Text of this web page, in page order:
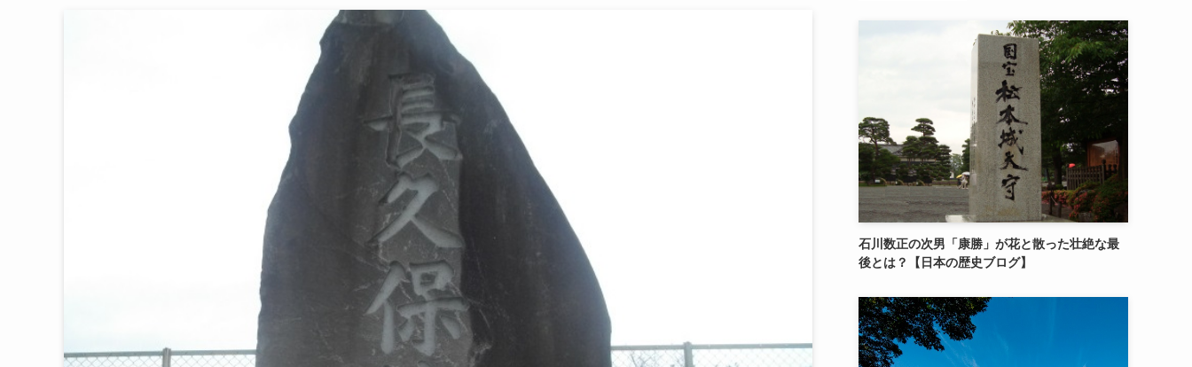
石川数正の次男「康勝」が花と散った壮絶な最
後とは？【日本の歴史ブログ】